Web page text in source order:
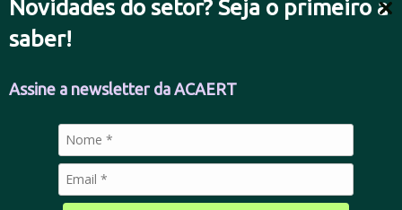
Novidades do setor? Seja o primeiro a
saber!
Assine a newsletter da ACAERT
FALE CONOSCO
POLÍTICA DE PRIVACIDADE